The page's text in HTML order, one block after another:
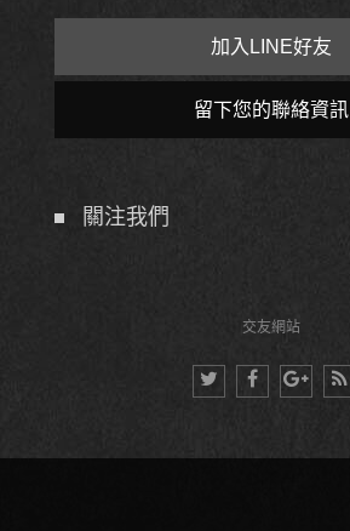
加入LINE好友
留下您的聯絡資訊
關注我們
交友網站